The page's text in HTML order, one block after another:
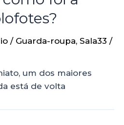
/ Guarda-roupa, Sala33 /
um dos maiores
está de volta